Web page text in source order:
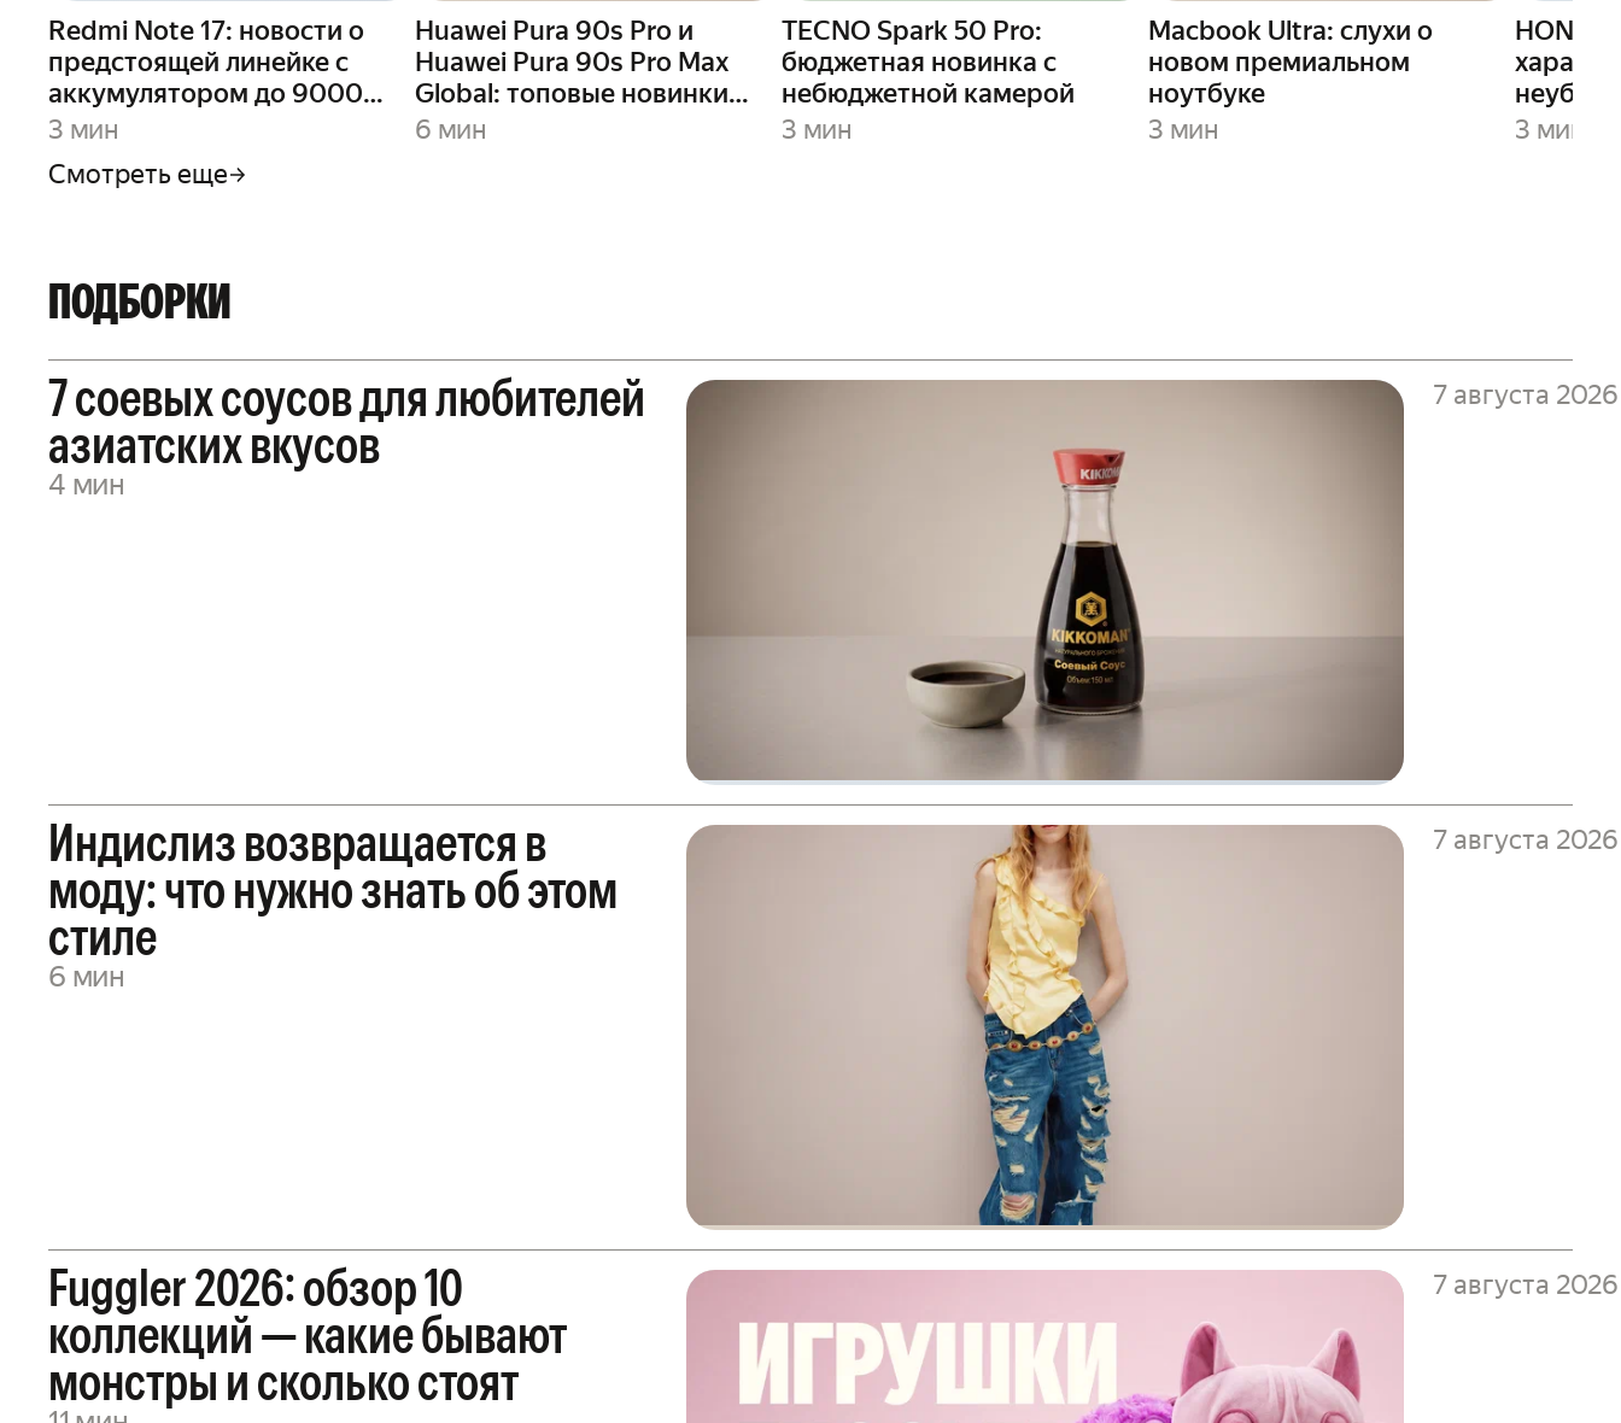
Redmi Note 17: новости о
предстоящей линейке с
аккумулятором до 9000
мАч
3 мин
Huawei Pura 90s Pro и
Huawei Pura 90s Pro Max
Global: топовые новинки
теперь в России
6 мин
TECNO Spark 50 Pro:
бюджетная новинка с
небюджетной камерой
3 мин
Macbook Ultra: слухи о
новом премиальном
ноутбуке
3 мин
3 мин
Смотреть еще
ПОДБОРКИ
7 соевых соусов для любителей
азиатских вкусов
4 мин
7 августа 2026
Индислиз возвращается в
моду: что нужно знать об этом
стиле
6 мин
7 августа 2026
Fuggler 2026: обзор 10
коллекций — какие бывают
монстры и сколько стоят
7 августа 2026